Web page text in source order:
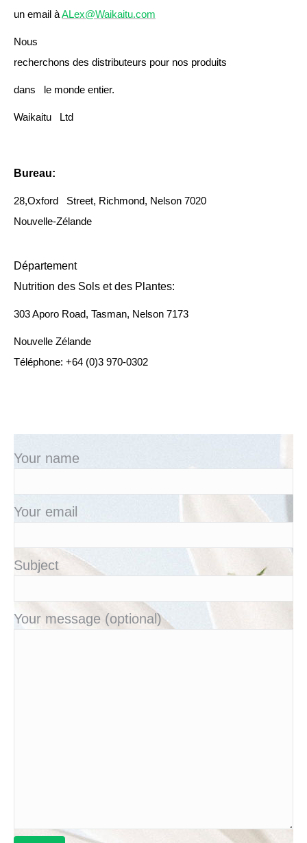
un email àALex@Waikaitu.com
Nous
recherchons des distributeurs pour nos produits
dans le monde entier.
Waikaitu Ltd
Bureau:
28,Oxford Street, Richmond, Nelson 7020
Nouvelle-Zélande
Département
Nutrition des Sols et des Plantes:
303 Aporo Road, Tasman, Nelson 7173
Nouvelle Zélande
Téléphone: +64 (0)3 970-0302
Your name
Your email
Subject
Your message (optional)